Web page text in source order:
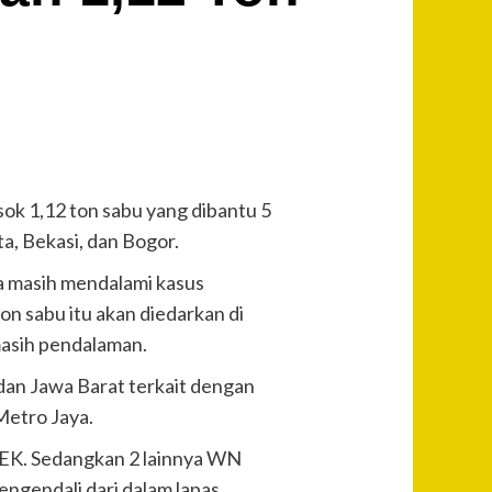
1,12 ton sabu yang dibantu 5
Bekasi, dan Bogor.
mendalami kasus
sabu itu akan diedarkan di
pendalaman.
Jawa Barat terkait dengan
Jaya.
Sedangkan 2 lainnya WN